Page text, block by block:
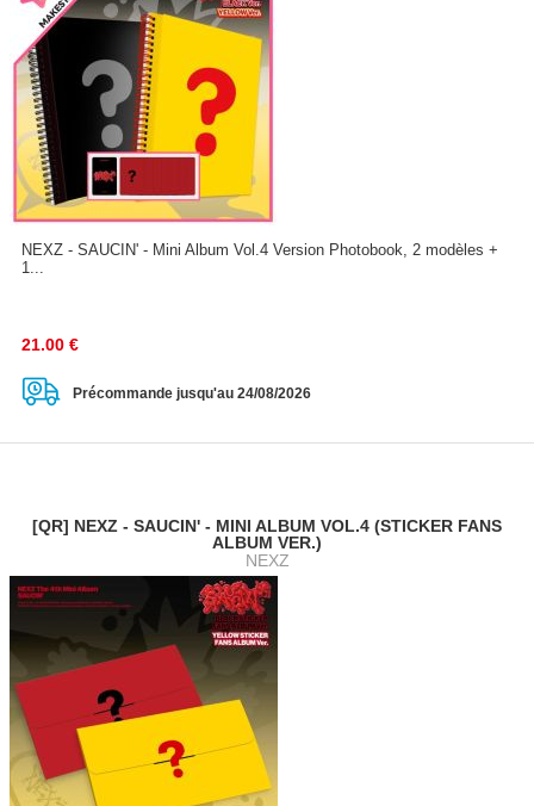
NEXZ - SAUCIN' - Mini Album Vol.4 Version Photobook, 2 modèles +
1...
21.00 €
Précommande jusqu'au 24/08/2026
[QR] NEXZ - SAUCIN' - MINI ALBUM VOL.4 (STICKER FANS
ALBUM VER.)
NEXZ